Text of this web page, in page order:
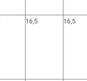
16,5 16,5